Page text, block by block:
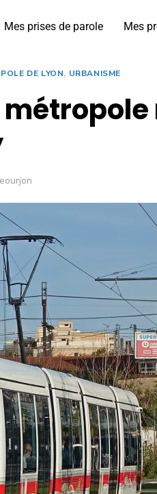
Mes prises de parole Mes
DE LYON, URBANISME